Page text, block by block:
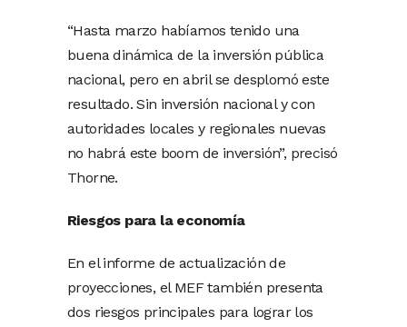
“Hasta marzo habíamos tenido una
buena dinámica de la inversión pública
nacional, pero en abril se desplomó este
resultado. Sin inversión nacional y con
autoridades locales y regionales nuevas
no habrá este boom de inversión”, precisó
Thorne.
Riesgos para la economía
En el informe de actualización de
proyecciones, el MEF también presenta
dos riesgos principales para lograr los